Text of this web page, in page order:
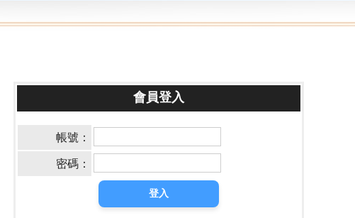
會員登入
帳號：
密碼：
登入